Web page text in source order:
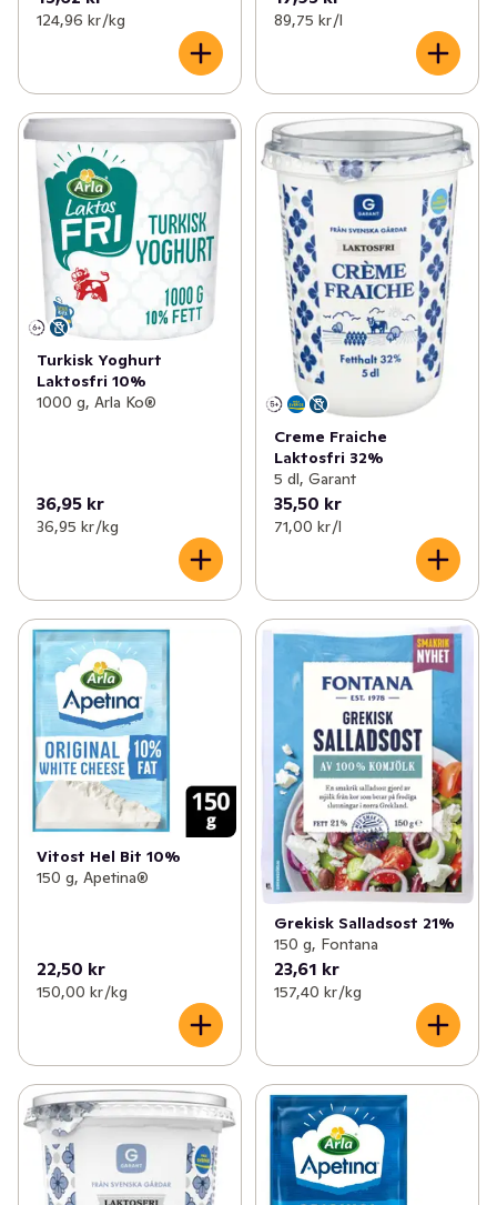
124,96 kr /kg 89,75 kr /l
Turkisk Yoghurt
Laktosfri 10%
1000 g, Arla Ko®
36,95 kr
36,95 kr /kg
Creme Fraiche
Laktosfri 32%
5 dl, Garant
35,50 kr
71,00 kr /l
Vitost Hel Bit 10%
150 g, Apetina®
22,50 kr
150,00 kr /kg
Grekisk Salladsost 21%
150 g, Fontana
23,61 kr
157,40 kr /kg